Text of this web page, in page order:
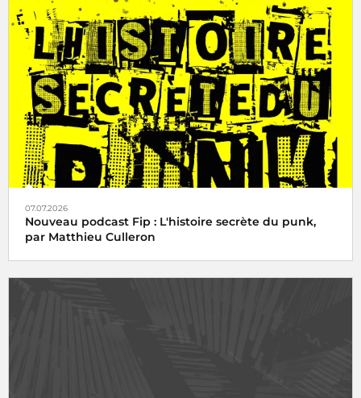
07.07.2026
Nouveau podcast Fip : L'histoire secrète du punk,
par Matthieu Culleron